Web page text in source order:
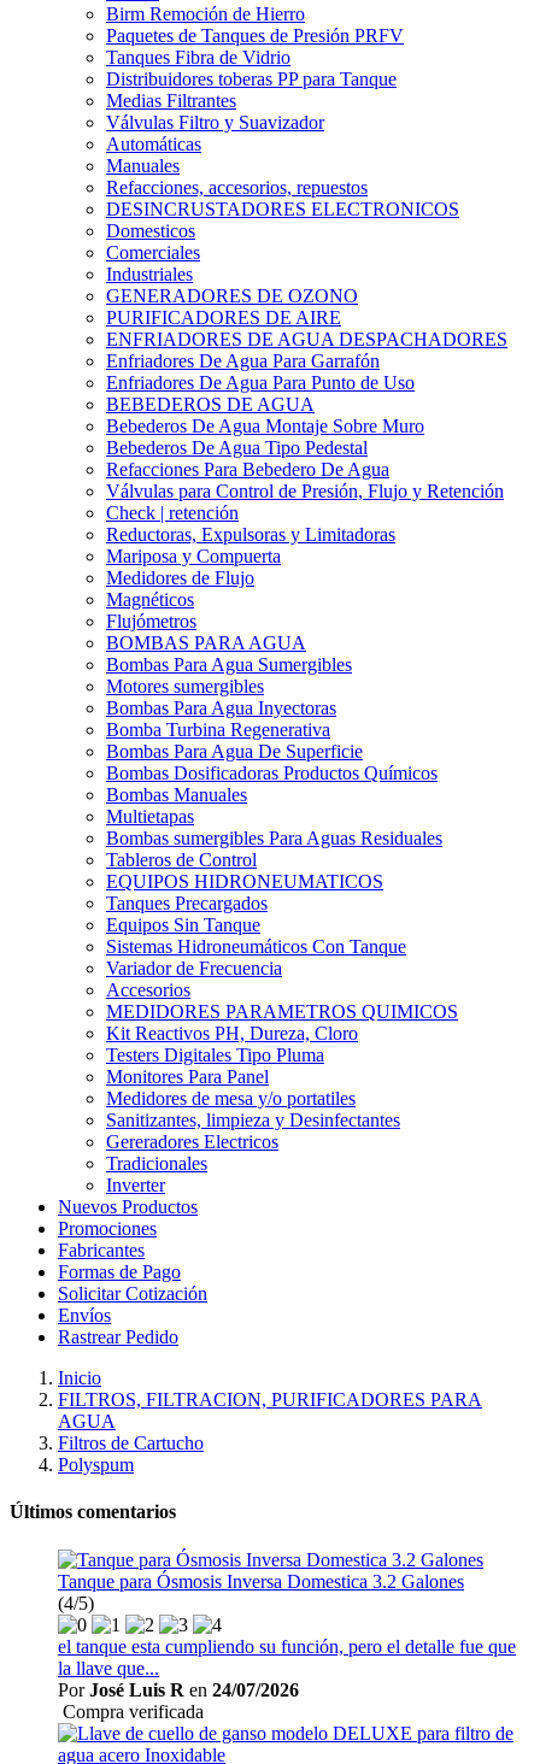
Birm Remoción de Hierro
Paquetes de Tanques de Presión PRFV
Tanques Fibra de Vidrio
Distribuidores toberas PP para Tanque
Medias Filtrantes
Válvulas Filtro y Suavizador
Automáticas
Manuales
Refacciones, accesorios, repuestos
DESINCRUSTADORES ELECTRONICOS
Domesticos
Comerciales
Industriales
GENERADORES DE OZONO
PURIFICADORES DE AIRE
ENFRIADORES DE AGUA DESPACHADORES
Enfriadores De Agua Para Garrafón
Enfriadores De Agua Para Punto de Uso
BEBEDEROS DE AGUA
Bebederos De Agua Montaje Sobre Muro
Bebederos De Agua Tipo Pedestal
Refacciones Para Bebedero De Agua
Válvulas para Control de Presión, Flujo y Retención
Check | retención
Reductoras, Expulsoras y Limitadoras
Mariposa y Compuerta
Medidores de Flujo
Magnéticos
Flujómetros
BOMBAS PARA AGUA
Bombas Para Agua Sumergibles
Motores sumergibles
Bombas Para Agua Inyectoras
Bomba Turbina Regenerativa
Bombas Para Agua De Superficie
Bombas Dosificadoras Productos Químicos
Bombas Manuales
Multietapas
Bombas sumergibles Para Aguas Residuales
Tableros de Control
EQUIPOS HIDRONEUMATICOS
Tanques Precargados
Equipos Sin Tanque
Sistemas Hidroneumáticos Con Tanque
Variador de Frecuencia
Accesorios
MEDIDORES PARAMETROS QUIMICOS
Kit Reactivos PH, Dureza, Cloro
Testers Digitales Tipo Pluma
Monitores Para Panel
Medidores de mesa y/o portatiles
Sanitizantes, limpieza y Desinfectantes
Gereradores Electricos
Tradicionales
Inverter
Nuevos Productos
Promociones
Fabricantes
Formas de Pago
Solicitar Cotización
Envíos
Rastrear Pedido
Inicio
FILTROS, FILTRACION, PURIFICADORES PARA
AGUA
Filtros de Cartucho
Polyspum
Últimos comentarios
Tanque para Ósmosis Inversa Domestica 3.2 Galones
(4/5)
el tanque esta cumpliendo su función, pero el detalle fue que
la llave que...
PorJosé Luis R en 24/07/2026
Compra verificada